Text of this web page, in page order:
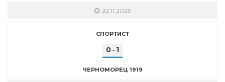
22.11.2025
СПОРТИСТ
0 - 1
ЧЕРНОМОРЕЦ 1919